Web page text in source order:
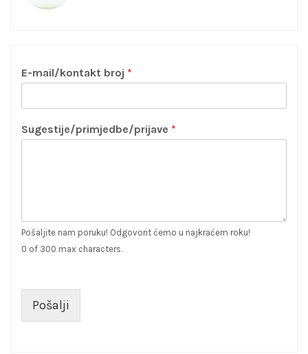
E-mail/kontakt broj *
Sugestije/primjedbe/prijave *
Pošaljite nam poruku! Odgovorit ćemo u najkraćem roku!
0 of 300 max characters.
Pošalji